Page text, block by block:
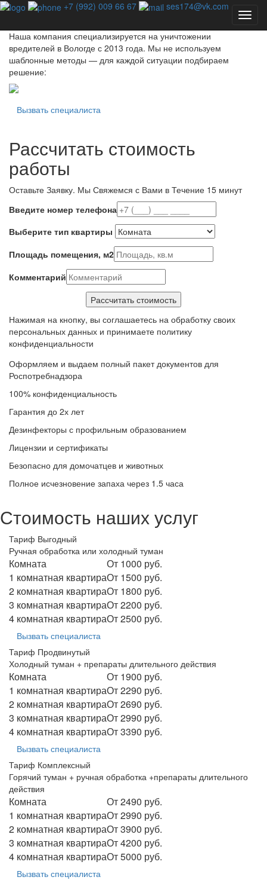
+7 (992) 009 66 67 ses174@vk.com
Профессиональная дезинсекция - единственный способ
Наша компания специализируется на уничтожении
вредителей в Вологде с 2013 года. Мы не используем
шаблонные методы — для каждой ситуации подбираем
решение:
Вызвать специалиста
Рассчитать стоимость
работы
Оставьте Заявку. Мы Свяжемся с Вами в Течение 15 минут
Введите номер телефона
Выберите тип квартиры
Площадь помещения, м2
Комментарий
Нажимая на кнопку, вы соглашаетесь на обработку своих
персональных данных и принимаете политику
конфиденциальности
Оформляем и выдаем полный пакет документов для
Роспотребнадзора
100% конфиденциальность
Гарантия до 2х лет
Дезинфекторы с профильным образованием
Лицензии и сертификаты
Безопасно для домочатцев и животных
Полное исчезновение запаха через 1.5 часа
Стоимость наших услуг
Тариф Выгодный
Ручная обработка или холодный туман
Комната
От 1000 руб.
1 комнатная квартираОт 1500 руб.
2 комнатная квартираОт 1800 руб.
3 комнатная квартираОт 2200 руб.
4 комнатная квартираОт 2500 руб.
Вызвать специалиста
Тариф Продвинутый
Холодный туман + препараты длительного действия
Комната
От 1900 руб.
1 комнатная квартираОт 2290 руб.
2 комнатная квартираОт 2690 руб.
3 комнатная квартираОт 2990 руб.
4 комнатная квартираОт 3390 руб.
Вызвать специалиста
Тариф Комплексный
Горячий туман + ручная обработка +препараты длительного
действия
Комната
От 2490 руб.
1 комнатная квартираОт 2990 руб.
2 комнатная квартираОт 3900 руб.
3 комнатная квартираОт 4200 руб.
4 комнатная квартираОт 5000 руб.
Вызвать специалиста